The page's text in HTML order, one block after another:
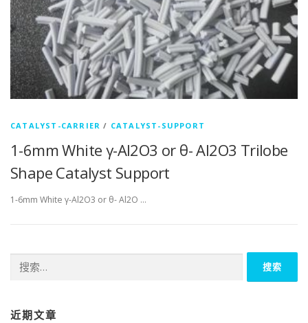
CATALYST-CARRIER / CATALYST-SUPPORT
1-6mm White γ-Al2O3 or θ- Al2O3 Trilobe
Shape Catalyst Support
1-6mm White γ-Al2O3 or θ- Al2O …
索：
近期文章